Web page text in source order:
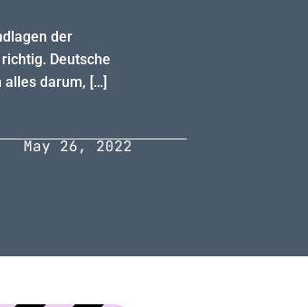
der
Deutsche
darum, […]
May 26, 2022